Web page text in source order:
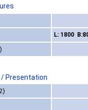
L: 1800
Presentation